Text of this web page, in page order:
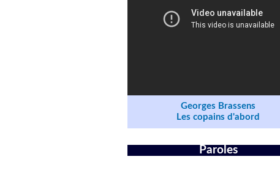
Georges Brassens
Les copains d'abord
Paroles